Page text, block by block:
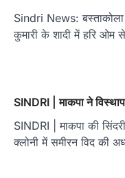
Sindri News: बस्ताकोला
कुमारी के शादी में हरि ओम
SINDRI | माकपा ने
SINDRI | माकपा की
क्लोनी में समीरन विद की